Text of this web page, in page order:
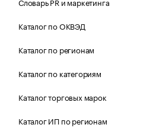
Каталог по ОКВЭД
Каталог по регионам
Каталог по категориям
Каталог торговых марок
Каталог ИП по регионам